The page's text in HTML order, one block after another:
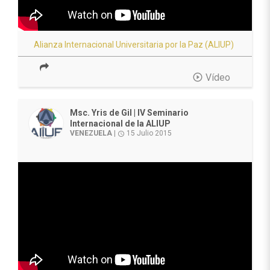
Alianza Internacional Universitaria por la Paz (ALIUP)
play_circle_outline Vídeo
Msc. Yris de Gil | IV Seminario
Internacional de la ALIUP
VENEZUELA access_time 15 Julio 2015